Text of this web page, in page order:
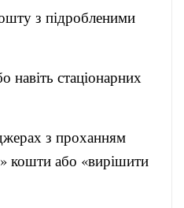
з підробленими
навіть стаціонарних
з проханням
кошти або «вирішити